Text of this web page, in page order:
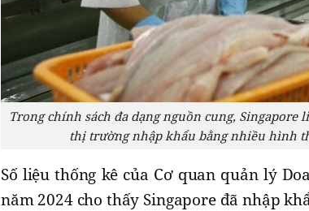
Trong chính sách đa dạng nguồn cung,
thị trường nhập khẩu bằng nhiều hình
Số liệu thống kê của Cơ quan quản lý
năm 2024 cho thấy Singapore đã nhập